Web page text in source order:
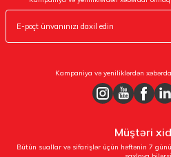
Kampaniya və yeniliklərdən
Müştəri
Bütün suallar və sifarişlər üçün həftənin 7